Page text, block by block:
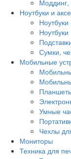
Моддинг,
Ноутбуки и
Ноутбуки
Сумки,
Мобильные
Умные
Чехлы
Мониторы
Техника для